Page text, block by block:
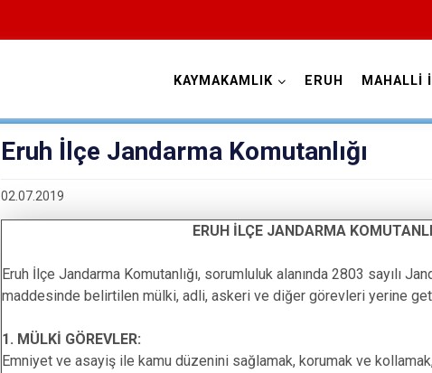
KAYMAKAMLIK ERUH MAHALLİ
Eruh İlçe Jandarma Komutanlığı
02.07.2019
ERUH İLÇE JANDARMA
Eruh İlçe Jandarma Komutanlığı, sorumluluk alanında 2803 sayılı
maddesinde belirtilen mülki, adli, askeri ve diğer görevleri yerine
1. MÜLKİ GÖREVLER:
Emniyet ve asayiş ile kamu düzenini sağlamak, korumak ve